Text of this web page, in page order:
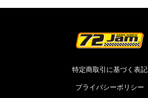
特定商取引に基づく表記
プライバシーポリシー